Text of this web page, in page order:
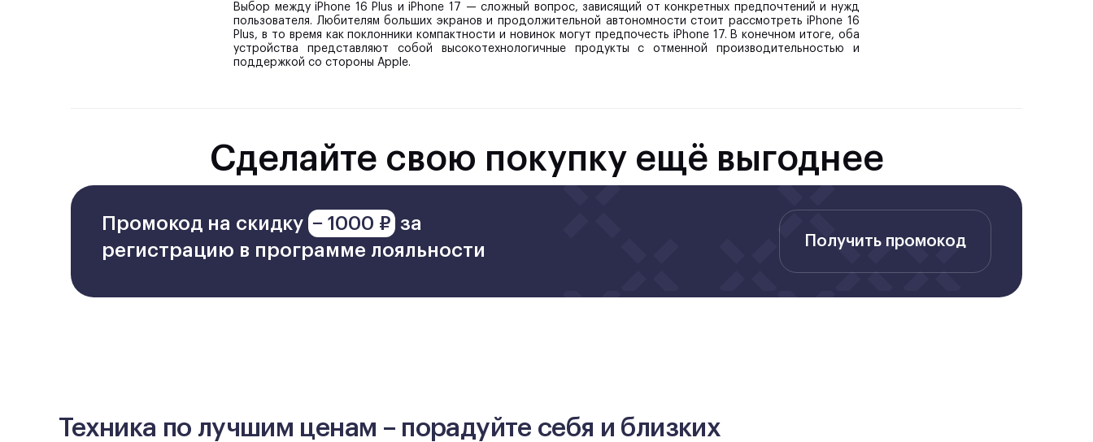
Выбор между iPhone 16 Plus и iPhone 17 — сложный вопрос, зависящий от конкретных предпочтений и нужд
пользователя. Любителям больших экранов и продолжительной автономности стоит рассмотреть iPhone 16
Plus, в то время как поклонники компактности и новинок могут предпочесть iPhone 17. В конечном итоге, оба
устройства представляют собой высокотехнологичные продукты с отменной производительностью и
поддержкой со стороны Apple.
Сделайте свою покупку ещё выгоднее
Промокод на скидку − 1000 ₽ за
регистрацию в программе лояльности
Получить промокод
Техника по лучшим ценам – порадуйте себя и близких